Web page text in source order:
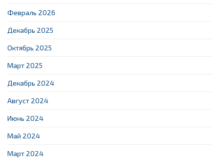
Февраль 2026
Декабрь 2025
Октябрь 2025
Март 2025
Декабрь 2024
Август 2024
Июнь 2024
Май 2024
Март 2024